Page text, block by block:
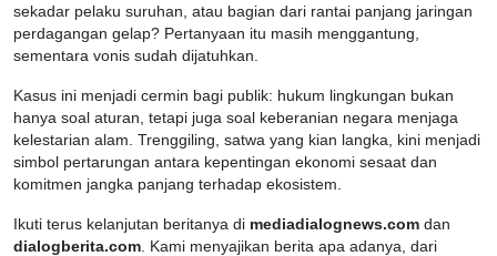
sekadar pelaku suruhan, atau bagian dari rantai panjang jaringan
perdagangan gelap? Pertanyaan itu masih menggantung,
sementara vonis sudah dijatuhkan.
Kasus ini menjadi cermin bagi publik: hukum lingkungan bukan
hanya soal aturan, tetapi juga soal keberanian negara menjaga
kelestarian alam. Trenggiling, satwa yang kian langka, kini menjadi
simbol pertarungan antara kepentingan ekonomi sesaat dan
komitmen jangka panjang terhadap ekosistem.
Ikuti terus kelanjutan beritanya di mediadialognews.com dan
dialogberita.com . Kami menyajikan berita apa adanya, dari